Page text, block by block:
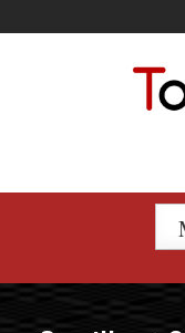
to